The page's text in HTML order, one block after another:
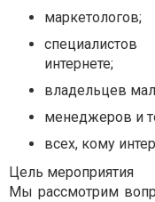
маркетологов;
интернете;
владельцев
менеджеров и
всех, кому
Цель мероприятия
Мы рассмотрим